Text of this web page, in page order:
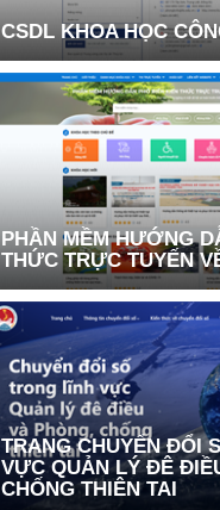
CSDL KHOA HỌC
PHẦN MỀM HƯỚNG
THỨC TRỰC TUYẾN
TRANG CHUYỂN ĐỔI
VỰC QUẢN LÝ ĐÊ
CHỐNG THIÊN TAI